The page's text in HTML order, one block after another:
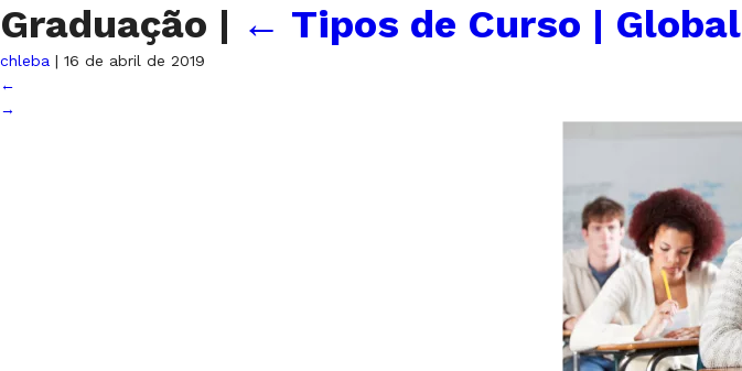
Graduação | ← Tipos de Curso | Global
chleba | 16 de abril de 2019
←
→